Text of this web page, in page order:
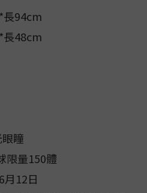
94cm
48cm
瞳
限量150體
12日